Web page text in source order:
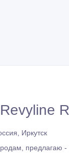
Иркутск
предлагаю -